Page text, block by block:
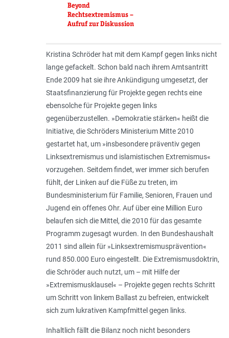
Beyond
Rechtsextremismus –
Aufruf zur Diskussion
Kristina Schröder hat mit dem Kampf gegen links nicht
lange gefackelt. Schon bald nach ihrem Amtsantritt
Ende 2009 hat sie ihre Ankündigung umgesetzt, der
Staatsfinanzierung für Projekte gegen rechts eine
ebensolche für Projekte gegen links
gegenüberzustellen. »Demokratie stärken« heißt die
Initiative, die Schröders Ministerium Mitte 2010
gestartet hat, um »insbesondere präventiv gegen
Linksextremismus und islamistischen Extremismus«
vorzugehen. Seitdem findet, wer immer sich berufen
fühlt, der Linken auf die Füße zu treten, im
Bundesministerium für Familie, Senioren, Frauen und
Jugend ein offenes Ohr. Auf über eine Million Euro
belaufen sich die Mittel, die 2010 für das gesamte
Programm zugesagt wurden. In den Bundeshaushalt
2011 sind allein für »Linksextremismusprävention«
rund 850.000 Euro eingestellt. Die Extremismusdoktrin,
die Schröder auch nutzt, um – mit Hilfe der
»Extremismusklausel« – Projekte gegen rechts Schritt
um Schritt von linkem Ballast zu befreien, entwickelt
sich zum lukrativen Kampfmittel gegen links.
Inhaltlich fällt die Bilanz noch nicht besonders